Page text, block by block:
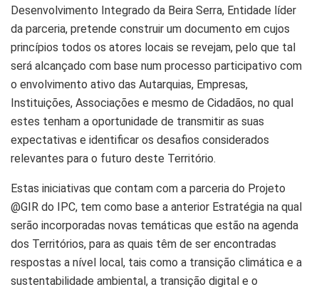
Desenvolvimento Integrado da Beira Serra, Entidade líder
da parceria, pretende construir um documento em cujos
princípios todos os atores locais se revejam, pelo que tal
será alcançado com base num processo participativo com
o envolvimento ativo das Autarquias, Empresas,
Instituições, Associações e mesmo de Cidadãos, no qual
estes tenham a oportunidade de transmitir as suas
expectativas e identificar os desafios considerados
relevantes para o futuro deste Território.
Estas iniciativas que contam com a parceria do Projeto
@GIR do IPC, tem como base a anterior Estratégia na qual
serão incorporadas novas temáticas que estão na agenda
dos Territórios, para as quais têm de ser encontradas
respostas a nível local, tais como a transição climática e a
sustentabilidade ambiental, a transição digital e o